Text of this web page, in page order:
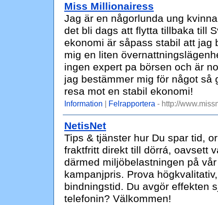
Miss Millionairess
Jag är en någorlunda ung
det bli dags att flytta tillbaka till
ekonomi är såpass stabil att jag
mig en liten
ingen expert pa börsen och är
jag bestämmer mig för något så
resa mot en stabil ekonomi!
Information | Felrapportera - http://
NetisNet
Tips & tjänster hur Du spar tid,
fraktfritt direkt till dörrá, oavsett
därmed miljöbelastningen på
kampanjpris. Prova
bindningstid. Du avgör effekten
telefonin? Välkommen!